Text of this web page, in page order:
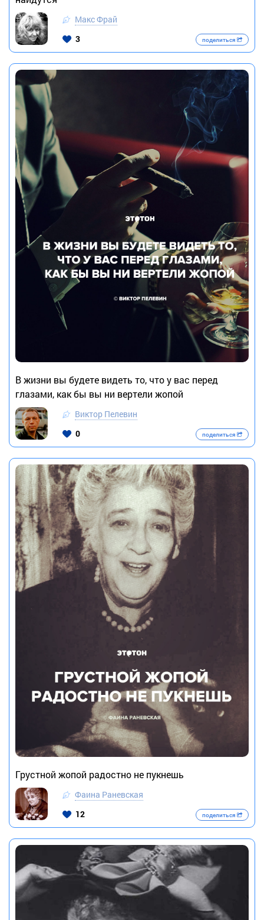
Макс Фрай
3
поделиться
В жизни вы будете видеть то, что у вас перед
глазами, как бы вы ни вертели жопой
Виктор Пелевин
0
поделиться
Грустной жопой радостно не пукнешь
Фаина Раневская
12
поделиться